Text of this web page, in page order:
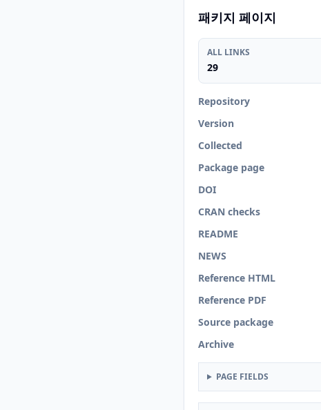
패키지 페이지
ALL LINKS
29
Repository
Version
Collected
Package page
DOI
CRAN checks
README
NEWS
Reference HTML
Reference PDF
Source package
Archive
PAGE FIELDS